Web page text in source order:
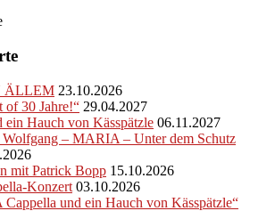
ÄLLEM 23.10.2026
of 30 Jahre!“ 29.04.2027
ein Hauch von Kässpätzle 06.11.2027
Wolfgang – MARIA – Unter dem Schutz
mit Patrick Bopp 15.10.2026
Konzert 03.10.2026
und ein Hauch von Kässpätzle“